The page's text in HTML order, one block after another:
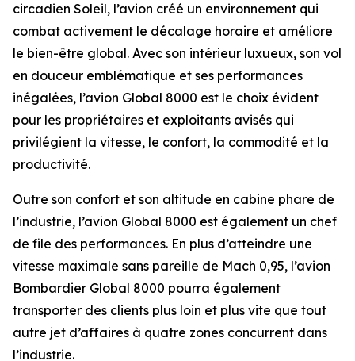
circadien Soleil, l’avion créé un environnement qui
combat activement le décalage horaire et améliore
le bien-être global. Avec son intérieur luxueux, son vol
en douceur emblématique et ses performances
inégalées, l’avion Global 8000 est le choix évident
pour les propriétaires et exploitants avisés qui
privilégient la vitesse, le confort, la commodité et la
productivité.
Outre son confort et son altitude en cabine phare de
l’industrie, l’avion Global 8000 est également un chef
de file des performances. En plus d’atteindre une
vitesse maximale sans pareille de Mach 0,95, l’avion
Bombardier Global 8000 pourra également
transporter des clients plus loin et plus vite que tout
autre jet d’affaires à quatre zones concurrent dans
l’industrie.